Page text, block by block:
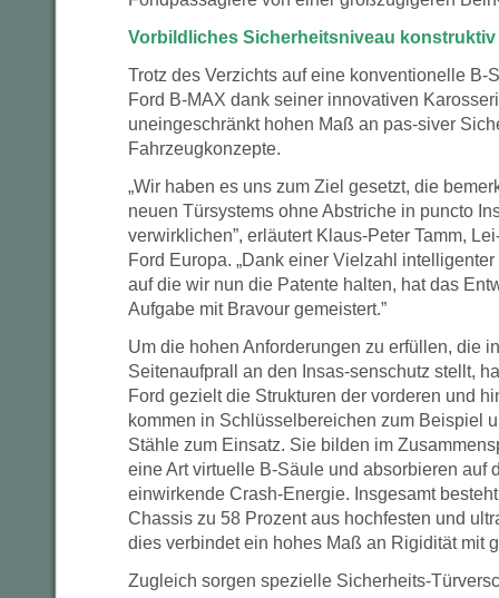
Vorbildliches Sicherheitsniveau konstruktiv
Trotz des Verzichts auf eine konventionelle B-
Ford B-MAX dank seiner innovativen
uneingeschränkt hohen Maß an pas-siver
Fahrzeugkonzepte.
„Wir haben es uns zum Ziel gesetzt, die
neuen Türsystems ohne Abstriche in puncto
verwirklichen”, erläutert Klaus-Peter Tamm,
Ford Europa. „Dank einer Vielzahl
auf die wir nun die Patente halten, hat das
Aufgabe mit Bravour gemeistert.”
Um die hohen Anforderungen zu erfüllen, die
Seitenaufprall an den Insas-senschutz stellt,
Ford gezielt die Strukturen der vorderen und
kommen in Schlüsselbereichen zum Beispiel
Stähle zum Einsatz. Sie bilden im
eine Art virtuelle B-Säule und absorbieren auf
einwirkende Crash-Energie. Insgesamt
Chassis zu 58 Prozent aus hochfesten und
dies verbindet ein hohes Maß an Rigidität mit
Zugleich sorgen spezielle Sicherheits-